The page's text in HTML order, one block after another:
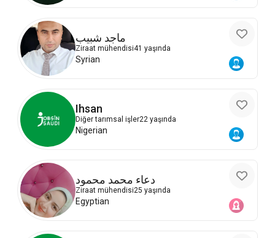
ماجد شبيب
Ziraat mühendisi41 yaşında
Syrian
Ihsan
Diğer tarımsal işler22 yaşında
Nigerian
دعاء محمد محمود
Ziraat mühendisi25 yaşında
Egyptian